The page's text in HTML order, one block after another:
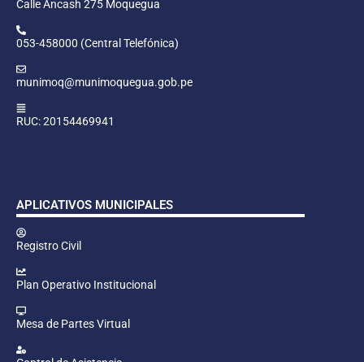
Calle Ancash 275 Moquegua
053-458000 (Central Telefónica)
munimoq@munimoquegua.gob.pe
RUC: 20154469941
APLICATIVOS MUNICIPALES
Registro Civil
Plan Operativo Institucional
Mesa de Partes Virtual